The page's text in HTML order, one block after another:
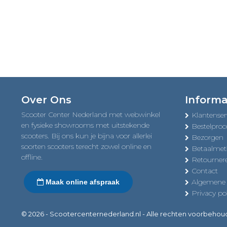
Over Ons
Scooter Center Nederland met webwinkel
en fysieke showrooms met uitstekende
scooters. Bij ons kun je bijna voor allerlei
soorten scooters terecht zowel online en
offline.
Maak online afspraak
Bezorgen
Contact
Privacy
© 2026 - Scootercenternederland.nl - Alle rechten